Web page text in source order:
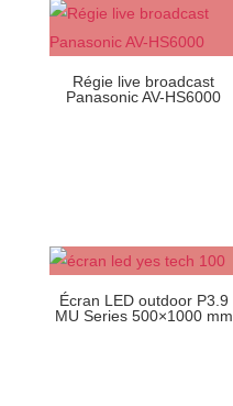
Régie live broadcast
Panasonic AV-HS6000
Écran LED outdoor P3.9
MU Series 500×1000 mm